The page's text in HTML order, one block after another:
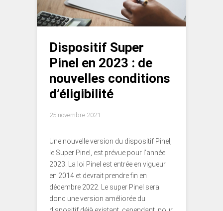
Dispositif Super
Pinel en 2023 : de
nouvelles conditions
d’éligibilité
25 novembre 2021
Une nouvelle version du dispositif Pinel,
le Super Pinel, est prévue pour l’année
2023. La loi Pinel est entrée en vigueur
en 2014 et devrait prendre fin en
décembre 2022. Le super Pinel sera
donc une version améliorée du